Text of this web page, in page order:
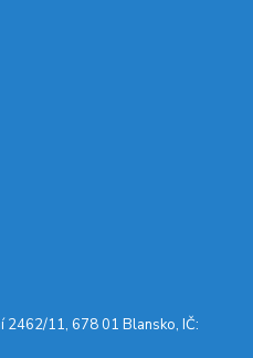
2462/11, 678 01 Blansko, IČ: